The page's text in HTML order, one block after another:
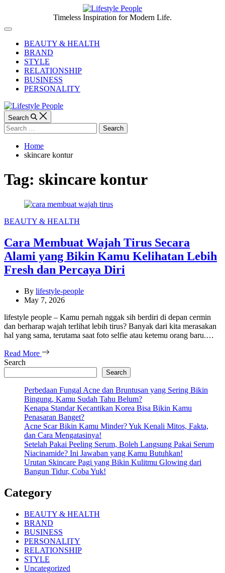
content
People
Timeless Inspiration for Modern Life.
Off
CanvasBEAUTY & HEALTH
BRAND
STYLE
RELATIONSHIP
BUSINESS
PERSONALITY
Search
Search
for:
Home
skincare kontur
Tag: skincare kontur
Categories
BEAUTY & HEALTH
Cara Membuat Wajah Tirus Secara
Alami yang Bikin Kamu Kelihatan Lebih
Fresh dan Percaya Diri
By lifestyle-people
May 7, 2026
lifestyle people – Kamu pernah nggak sih berdiri di depan cermin
dan berharap wajah terlihat lebih tirus? Banyak dari kita merasakan
hal yang sama, terutama saat foto selfie atau ketemu orang baru.…
Read More
Search
Search
Perbedaan Fungal Acne dan Bruntusan yang Sering Bikin
Bingung, Kamu Sudah Tahu Belum?
Kenapa Standar Kecantikan Korea Bisa Bikin Kamu
Penasaran Banget?
Acne Scar Bikin Kamu Minder? Yuk Kenali Mitos, Fakta,
dan Cara Mengatasinya!
Setelah Pakai Peeling Serum, Boleh Langsung Pakai Serum
Niacinamide? Ini Jawaban yang Kamu Butuhkan!
Urutan Skincare Pagi yang Bikin Kulitmu Glowing dari
Bangun Tidur, Coba Yuk!
Category
BEAUTY & HEALTH
BRAND
BUSINESS
PERSONALITY
RELATIONSHIP
STYLE
Uncategorized